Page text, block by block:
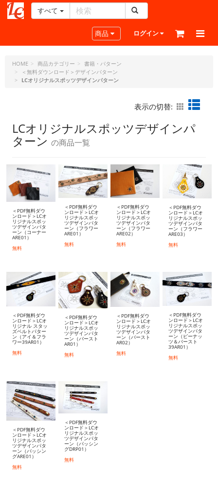
ー
ラ
フ
ト・
ジ
ェ
ー
ー
すべて
Toggle navigation
商品 ログイン
HOME 商品カテゴリー
書籍・パターン
＜無料ダウンロード＞デザインパターン
LCオリジナルスポッツデザインパターン
表示の切替:
LCオリジナルスポッツデザインパ
ターン の商品一覧
＜PDF無料ダウ
ンロード＞LCオ
リジナルスポッ
ツデザインパタ
ーン（コーナー
ARE01）
無料
＜PDF無料ダウ
ンロード＞LCオ
リジナルスポッ
ツデザインパタ
ーン（フラワー
ARE01）
無料
＜PDF無料ダウ
ンロード＞LCオ
リジナルスポッ
ツデザインパタ
ーン（フラワー
ARE02）
無料
＜PDF無料ダウ
ンロード＞LCオ
リジナルスポッ
ツデザインパタ
ーン（フラワー
ARE03）
無料
＜PDF無料ダウ
ンロード＞LCオ
リジナル スタッ
ズベルトパター
ン（アイ＆フラ
ワー39AR01）
無料
＜PDF無料ダウ
ンロード＞LCオ
リジナルスポッ
ツデザインパタ
ーン（バースト
AR01）
無料
＜PDF無料ダウ
ンロード＞LCオ
リジナルスポッ
ツデザインパタ
ーン（バースト
AR02）
無料
＜PDF無料ダウ
ンロード＞LCオ
リジナルスポッ
ツデザインパタ
ーン（ピーナッ
ツ＆バースト
39AR01）
無料
＜PDF無料ダウ
ンロード＞LCオ
リジナルスポッ
ツデザインパタ
ーン（パッシン
グARE01）
無料
＜PDF無料ダウ
ンロード＞LCオ
リジナルスポッ
ツデザインパタ
ーン（パッシン
グDRP01）
無料